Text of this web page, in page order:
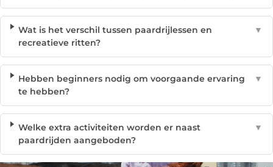
Wat is het verschil tussen paardrijlessen en
recreatieve ritten?
▼
Hebben beginners nodig om voorgaande ervaring
te hebben?
▼
Welke extra activiteiten worden er naast
paardrijden aangeboden?
▼